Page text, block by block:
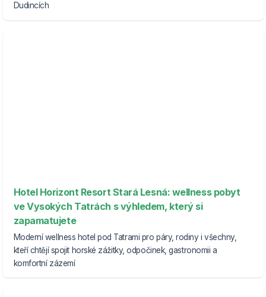
Dudincích
Hotel Horizont Resort Stará Lesná: wellness pobyt
ve Vysokých Tatrách s výhledem, který si
zapamatujete
Moderní wellness hotel pod Tatrami pro páry, rodiny i všechny,
kteří chtějí spojit horské zážitky, odpočinek, gastronomii a
komfortní zázemí